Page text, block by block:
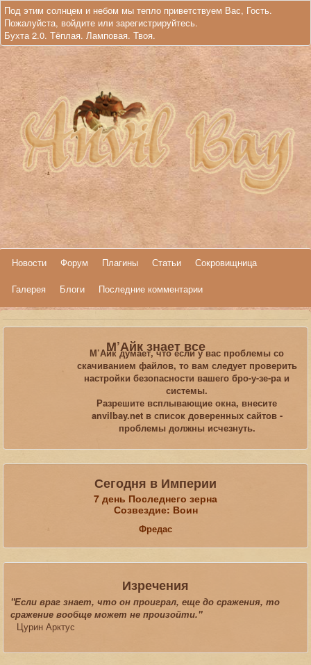
Под этим солнцем и небом мы тепло приветствуем Вас, Гость.
Пожалуйста, войдите или зарегистрируйтесь.
Бухта 2.0. Тёплая. Ламповая. Твоя.
Новости Форум Плагины Статьи
Сокровищница
Галерея
Блоги Последние комментарии
Мистический Замок 2_1М’Айк знает все
М’Айк думает, что если у вас проблемы со
скачиванием файлов, то вам следует проверить
настройки безопасности вашего бро-у-зе-ра и
системы.
Разрешите всплывающие окна, внесите
anvilbay.net в список доверенных сайтов -
проблемы должны исчезнуть.
Сегодня в Империи
7 день Последнего зерна
Созвездие: Воин
Фредас
Изречения
"Если враг знает, что он проиграл, еще до сражения, то
сражение вообще может не произойти."
Цурин Арктус